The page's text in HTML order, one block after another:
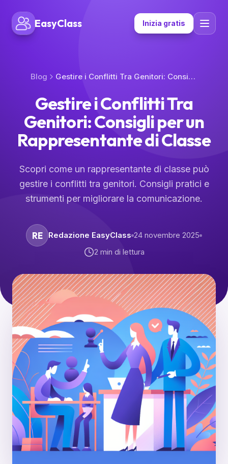
EasyClass Inizia gratis
Blog Gestire i Conflitti Tra Genitori: Consigli per un Rappresentante di Classe
Gestire i Conflitti Tra
Genitori: Consigli per un
Rappresentante di Classe
Scopri come un rappresentante di classe può
gestire i conflitti tra genitori. Consigli pratici e
strumenti per migliorare la comunicazione.
RE Redazione EasyClass 24 novembre 2025
2 min di lettura